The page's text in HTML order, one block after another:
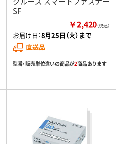
SF
￥2,420（税込）
お届け日：8月25日（火）まで
直送品
型番・販売単位違いの商品が2商品あります